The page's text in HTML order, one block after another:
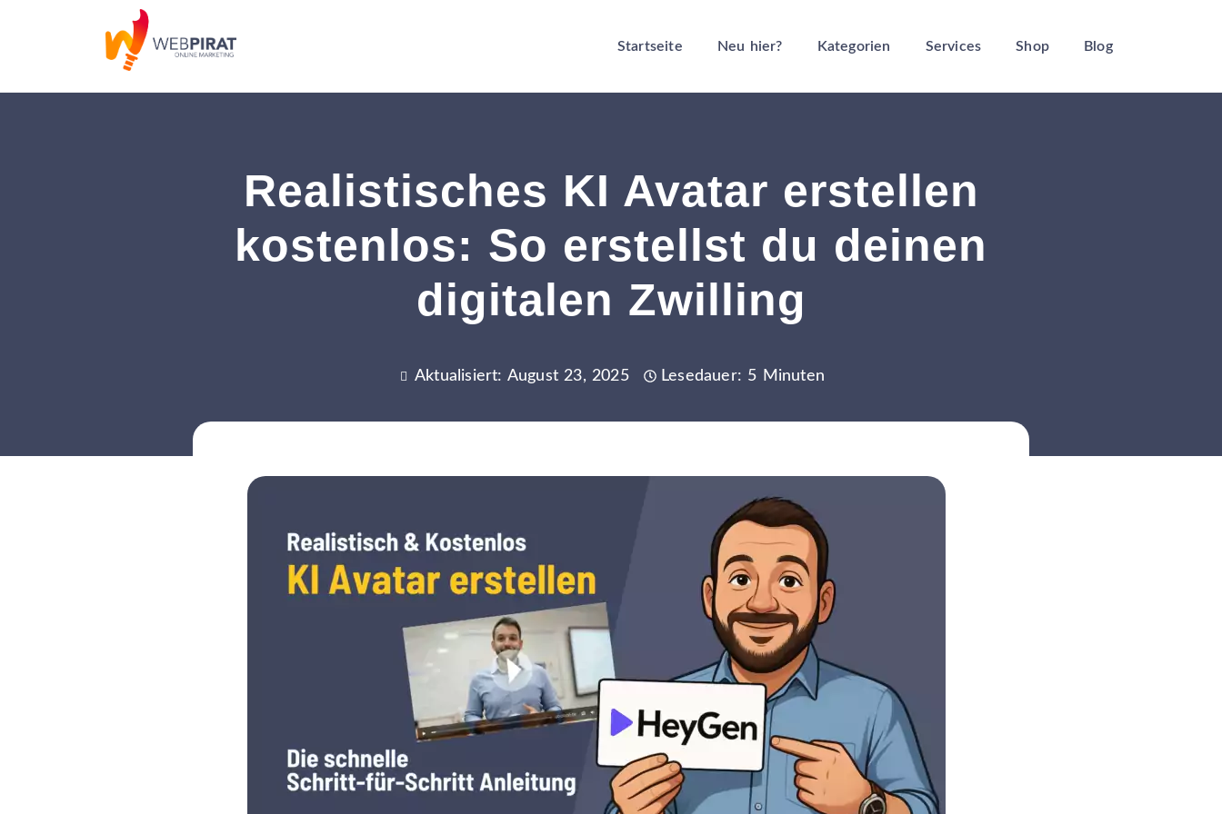
Startseite Neu hier? Kategorien Services Shop Blog
Realistisches KI Avatar erstellen
kostenlos: So erstellst du deinen
digitalen Zwilling
Aktualisiert: August 23, 2025 Lesedauer: 5 Minuten